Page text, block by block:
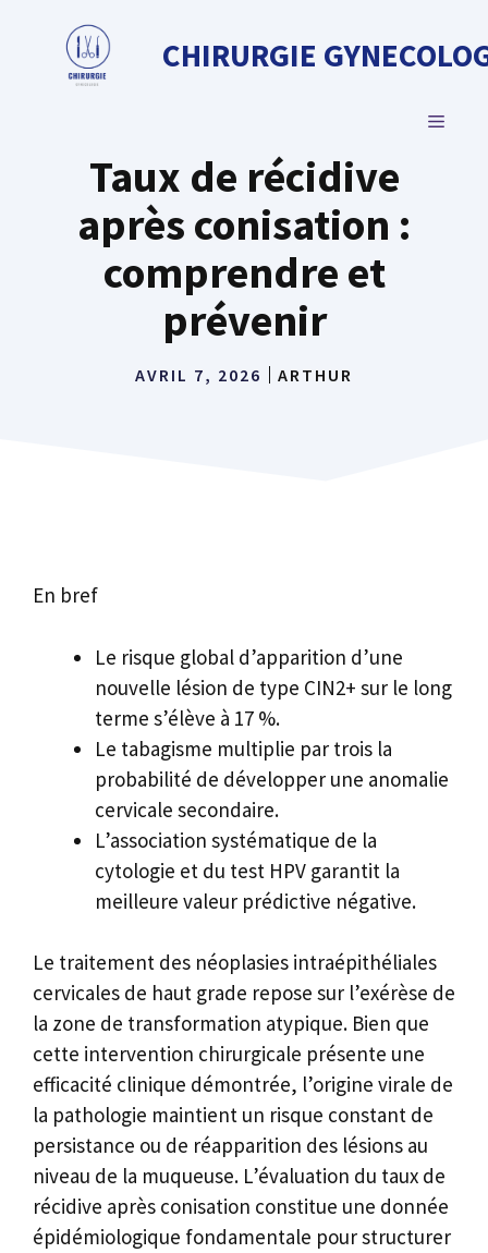
contenu
CHIRURGIE
MENU
Taux de récidive
après conisation :
comprendre et
prévenir
AVRIL 7, 2026 ARTHUR
En bref
Le risque global d’apparition d’une
nouvelle lésion de type CIN2+ sur le long
terme s’élève à 17 %.
Le tabagisme multiplie par trois la
probabilité de développer une anomalie
cervicale secondaire.
L’association systématique de la
cytologie et du test HPV garantit la
meilleure valeur prédictive négative.
Le traitement des néoplasies intraépithéliales
cervicales de haut grade repose sur l’exérèse de
la zone de transformation atypique. Bien que
cette intervention chirurgicale présente une
efficacité clinique démontrée, l’origine virale de
la pathologie maintient un risque constant de
persistance ou de réapparition des lésions au
niveau de la muqueuse. L’évaluation du taux de
récidive après conisation constitue une donnée
épidémiologique fondamentale pour structurer